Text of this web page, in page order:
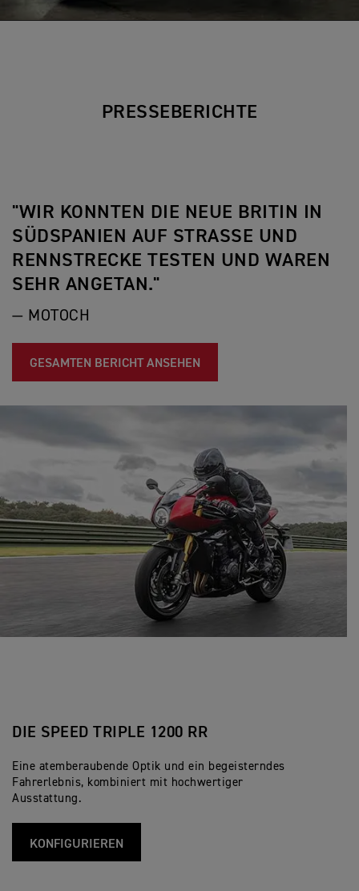
PRESSEBERICHTE
"WIR KONNTEN DIE NEUE BRITIN IN
SÜDSPANIEN AUF STRASSE UND
RENNSTRECKE TESTEN UND WAREN
SEHR ANGETAN."
— MOTOCH
GESAMTEN BERICHT ANSEHEN
DIE SPEED TRIPLE 1200 RR
Eine atemberaubende Optik und ein begeisterndes
Fahrerlebnis, kombiniert mit hochwertiger
Ausstattung.
KONFIGURIEREN